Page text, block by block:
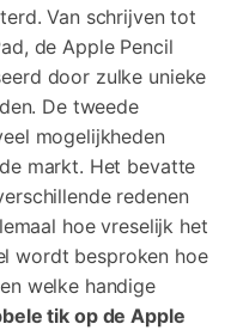
Van schrijven tot
de Apple Pencil
door zulke unieke
De tweede
mogelijkheden
markt. Het bevatte
redenen
hoe vreselijk het
wordt besproken hoe
welke handige
tik op de Apple